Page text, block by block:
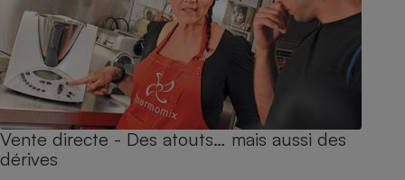
Vente directe - Des atouts… mais aussi des
dérives